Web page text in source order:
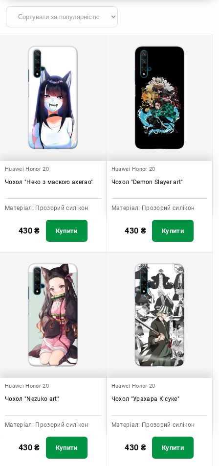
Huawei Honor 20
Чохол "Неко з маскою ахегао"
Матеріал: Прозорий силікон
430₴ Купити
Huawei Honor 20
Чохол "Demon Slayer art"
Матеріал: Прозорий силікон
430 ₴ Купити
Huawei Honor 20
Чохол "Nezuko art"
Матеріал: Прозорий силікон
430₴ Купити
Huawei Honor 20
Чохол "Урахара Кісуке"
Матеріал: Прозорий силікон
430 ₴ Купити